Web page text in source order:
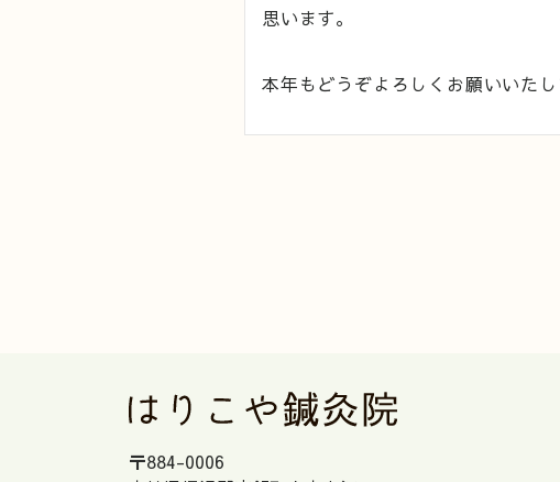
思います。
本年もどうぞよろしくお願いいたし
〒884-0006